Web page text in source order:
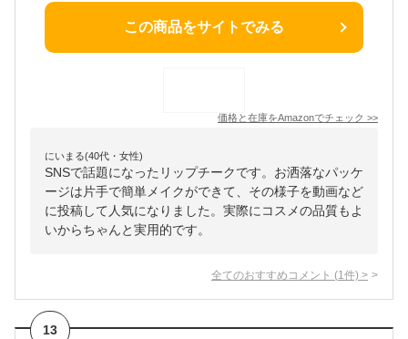
この商品をサイトでみる
価格と在庫をAmazonでチェック >>
にいまる(40代・女性)
SNSで話題になったリップチークです。お洒落なパッケ
ージは片手で簡単メイクができて、その様子を動画など
に投稿して人気になりました。実際にコスメの品質もよ
いからちゃんと実用的です。
全てのおすすめコメント (1 件) >
13